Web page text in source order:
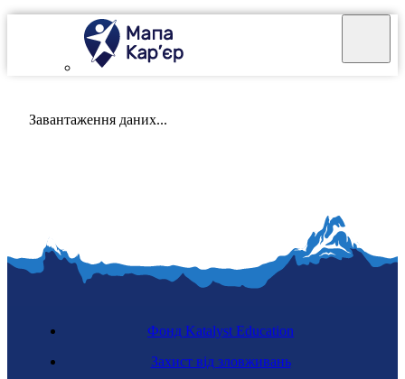
Завантаження даних...
Фонд Katalyst Education
Захист від зловживань